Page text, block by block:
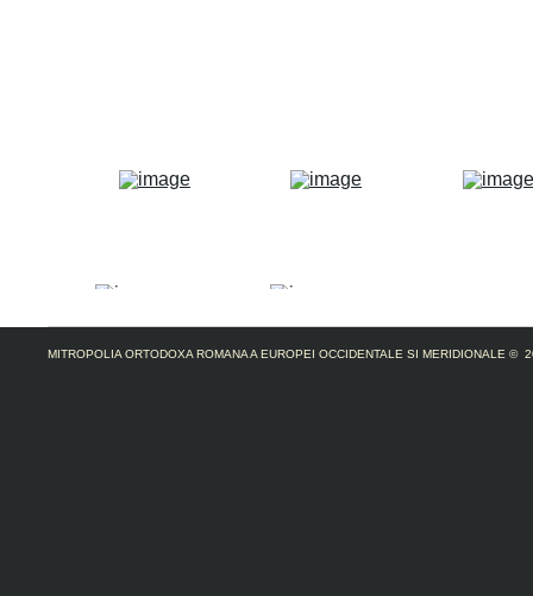
MITROPOLIA ORTODOXA ROMANA A EUROPEI OCCIDENTALE SI MERIDIONALE ©